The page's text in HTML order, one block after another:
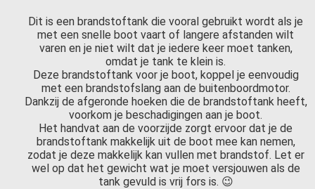
Dit is een brandstoftank die vooral gebruikt wordt als je
met een snelle boot vaart of langere afstanden wilt
varen en je niet wilt dat je iedere keer moet tanken,
omdat je tank te klein is.
Deze brandstoftank voor je boot, koppel je eenvoudig
met een brandstofslang aan de buitenboordmotor.
Dankzij de afgeronde hoeken die de brandstoftank heeft,
voorkom je beschadigingen aan je boot.
Het handvat aan de voorzijde zorgt ervoor dat je de
brandstoftank makkelijk uit de boot mee kan nemen,
zodat je deze makkelijk kan vullen met brandstof. Let er
wel op dat het gewicht wat je moet versjouwen als de
tank gevuld is vrij fors is. 😉